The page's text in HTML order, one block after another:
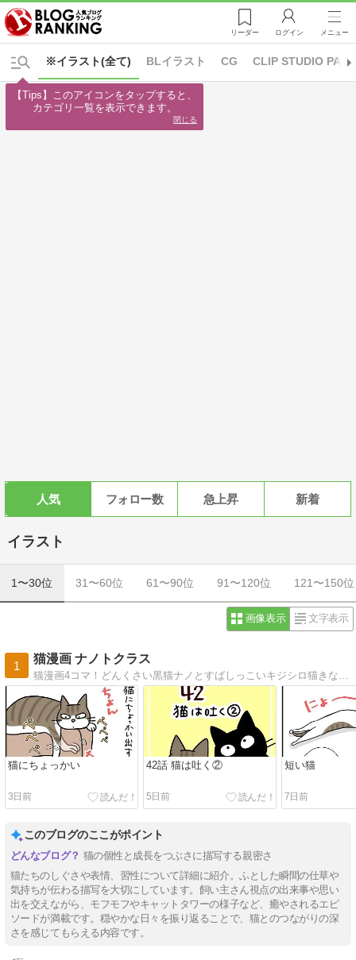
リーダー ログイン メニュー
※イラスト(全て) BLイラスト CG CLIP STUDIO
人気 フォロー数 急上昇 新着
イラスト
1〜30位 31〜60位 61〜90位 91〜120位 121〜150位
画像表示 文字表示
1
猫漫画 ナノトクラス
猫にちょっかい
3日前
42話 猫は吐く②
5日前
短い猫
7日前
このブログのここがポイント
猫の個性と成長をつぶさに描写する親密さ
猫たちのしぐさや表情、習性について詳細に紹介。ふとした瞬間の仕草や
気持ちが伝わる描写を大切にしています。飼い主さん視点の出来事や思い
出を交えながら、モフモフやキャットタワーの様子など、癒やされるエピ
ソードが満載です。穏やかな日々を振り返ることで、猫とのつながりの深
さを感じてもらえる内容です。
【Tips】このアイコンをタップすると、
カテゴリ一覧を表示できます。
閉じる